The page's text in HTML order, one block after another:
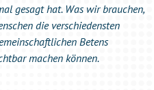
gesagt hat. Was wir brauchen,
die verschiedensten
Betens
machen können.